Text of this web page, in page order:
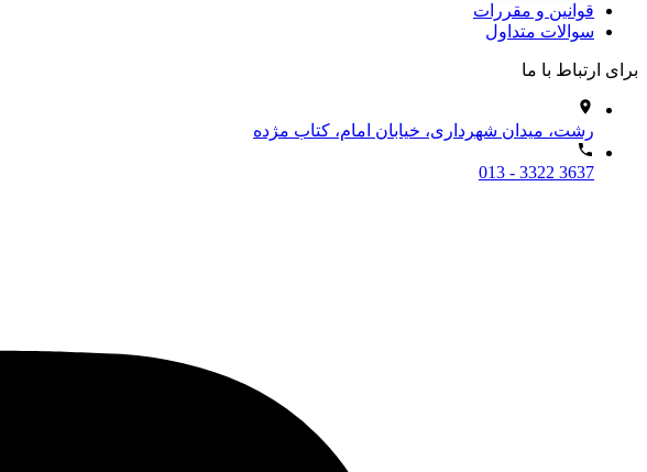
قوانین و مقررات
سوالات متداول
برای ارتباط با ما
رشت، میدان شهرداری، خیابان امام، کتاب مژده
013 - 3322 3637